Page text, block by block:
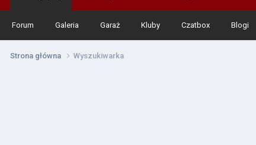
Forum Galeria Garaż Kluby Czatbox Blogi
Strona główna Wyszukiwarka